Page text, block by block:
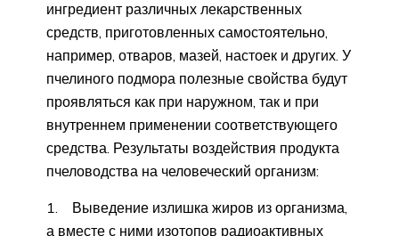
ингредиент различных лекарственных
средств, приготовленных самостоятельно,
например, отваров, мазей, настоек и других. У
пчелиного подмора полезные свойства будут
проявляться как при наружном, так и при
внутреннем применении соответствующего
средства. Результаты воздействия продукта
пчеловодства на человеческий организм:
1. Выведение излишка жиров из организма,
а вместе с ними изотопов радиоактивных